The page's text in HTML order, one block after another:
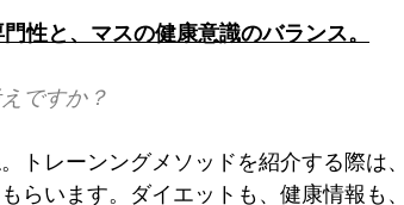
性と、マスの健康意識のバランス。
ですか？
トレーンングメソッドを紹介する際は
らいます。ダイエットも、健康情報も